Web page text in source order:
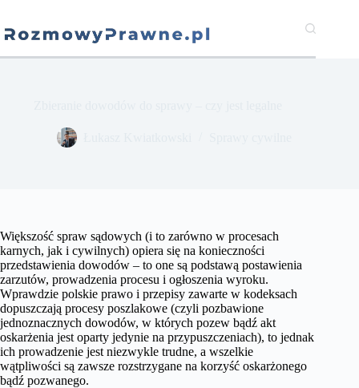
treści
Większość spraw sądowych (i to zarówno w procesach
karnych, jak i cywilnych) opiera się na konieczności
przedstawienia dowodów – to one są podstawą postawienia
zarzutów, prowadzenia procesu i ogłoszenia wyroku.
Wprawdzie polskie prawo i przepisy zawarte w kodeksach
dopuszczają procesy poszlakowe (czyli pozbawione
jednoznacznych dowodów, w których pozew bądź akt
oskarżenia jest oparty jedynie na przypuszczeniach), to jednak
ich prowadzenie jest niezwykle trudne, a wszelkie
wątpliwości są zawsze rozstrzygane na korzyść oskarżonego
bądź pozwanego.